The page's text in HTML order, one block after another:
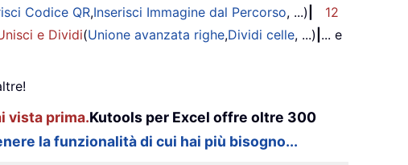
Codice QR,Inserisci Immagine dal Percorso, ...)
12
e Dividi(Unione avanzata righe,Dividi celle, ...) ... e
vista prima.Kutools per Excel offre oltre 300
la funzionalità di cui hai più bisogno...